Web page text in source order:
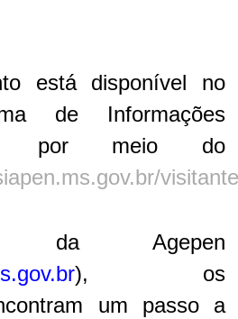
está disponível no
de Informações
por meio do
visitante
Agepen
), os
um passo a